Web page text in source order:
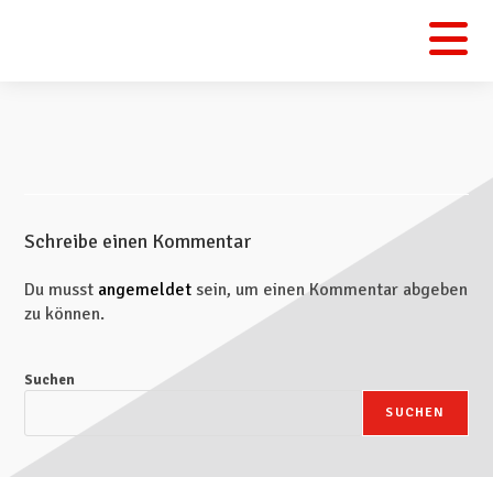
Schreibe einen Kommentar
Du musst angemeldet sein, um einen Kommentar abgeben
zu können.
Suchen
SUCHEN